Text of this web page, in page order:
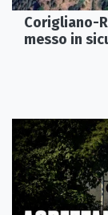
Corigliano-
messo in